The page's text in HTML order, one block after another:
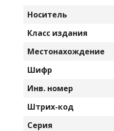
Носитель
Класс издания
Местонахождение
Шифр
Инв. номер
Штрих-код
Серия